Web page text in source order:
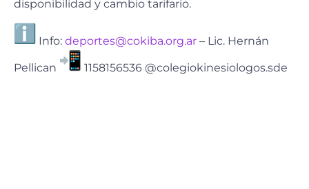
disponibilidad y cambio tarifario.
Info: deportes@cokiba.org.ar – Lic. Hernán
Pellican 1158156536 @colegiokinesiologos.sde